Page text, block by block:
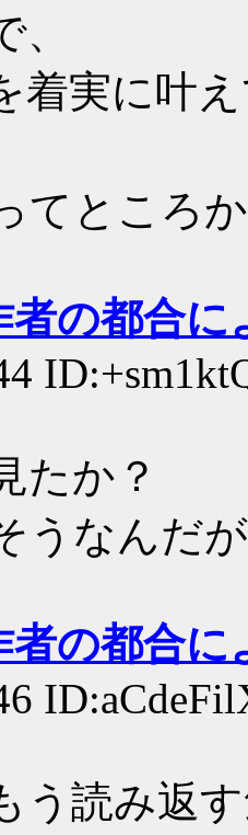
着実に叶
てところ
者の都合に
たか？
うなんだ
者の都合に
う読み返